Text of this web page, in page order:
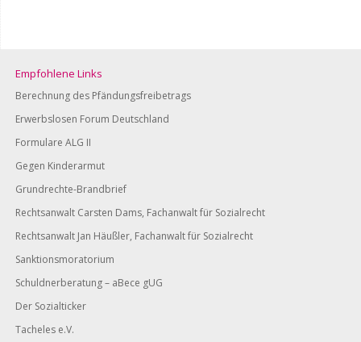
Empfohlene Links
Berechnung des Pfändungsfreibetrags
Erwerbslosen Forum Deutschland
Formulare ALG II
Gegen Kinderarmut
Grundrechte-Brandbrief
Rechtsanwalt Carsten Dams, Fachanwalt für Sozialrecht
Rechtsanwalt Jan Häußler, Fachanwalt für Sozialrecht
Sanktionsmoratorium
Schuldnerberatung – aBece gUG
Der Sozialticker
Tacheles e.V.